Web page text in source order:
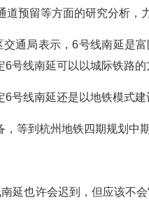
预留等方面的研究分析，
通局表示，6号线南延是
号线南延可以以城际铁路
号线南延还是以地铁模式建
等到杭州地铁四期规划中
延也许会迟到，但应该不